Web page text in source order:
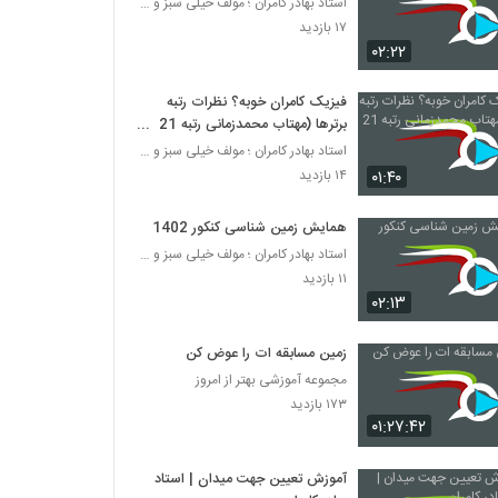
۰۲:۲۲
۱۷ بازدید
۰۱:۴۰
فیزیک کامران خوبه؟ نظرات رتبه
برترها (مهتاب محمدزمانی رتبه 21
کنکور)
استاد بهادر کامران ؛ مولف خیلی سبز و طراح قلم چی
۱۴ بازدید
۰۲:۱۳
همایش زمین شناسی کنکور 1402
استاد بهادر کامران ؛ مولف خیلی سبز و طراح قلم چی
۱۱ بازدید
۰۱:۲۷:۴۲
زمین مسابقه ات را عوض کن
مجموعه آموزشی بهتر از امروز
۱۷۳ بازدید
آموزش تعیین جهت میدان | استاد